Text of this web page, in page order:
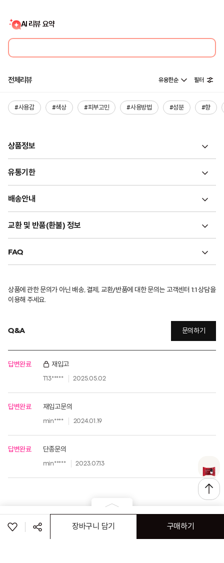
장바구니 담기 구매하기
AI 리뷰 요약
전체리뷰 유용한순 필터
#사용감 #색상 #피부고민 #사용방법 #성분 #향
상품정보
유통기한
배송안내
교환 및 반품(환불) 정보
FAQ
상품에 관한 문의가 아닌 배송, 결제, 교환/반품에 대한 문의는 고객센터 1:1 상담을
이용해 주세요.
Q&A 문의하기
답변완료 재입고
T13***** 2025.05.02
답변완료 재입고문의
min**** 2024.01.19
답변완료 단종문의
min***** 2023.07.13